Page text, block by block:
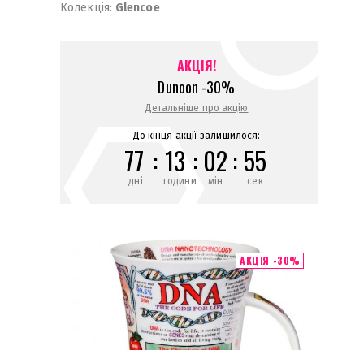
Колекція: Glencoe
АКЦІЯ -30%
АКЦІЯ!
Dunoon -30%
Детальніше про акцію
До кінця акції залишилося:
77
дні
: 13
години
: 02
мін
: 55
сек